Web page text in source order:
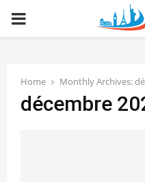
PRIMARY
Home Monthly Archives:
décembre